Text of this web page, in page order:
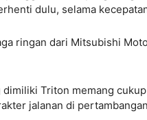
dulu, selama
ringan dari Mitsubishi
dimiliki Triton memang
jalanan di